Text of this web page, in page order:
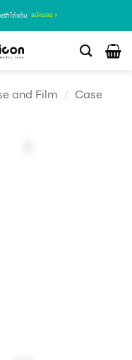
ร่ก็ได้แต้ม สมัครเลย >
and Film / Case